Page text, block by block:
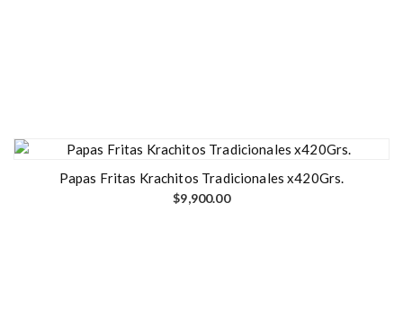
Papas Fritas Krachitos Tradicionales x420Grs.
$9,900.00